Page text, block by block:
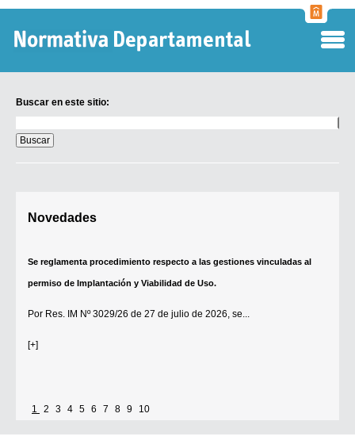
Buscar en este sitio:
en
este
sitio:
Novedades
Se reglamenta procedimiento respecto a las gestiones vinculadas al
permiso de Implantación y Viabilidad de Uso.
Por Res. IM Nº 3029/26 de 27 de julio de 2026, se...
[+]
1 2 3 4 5 6 7 8 9 10